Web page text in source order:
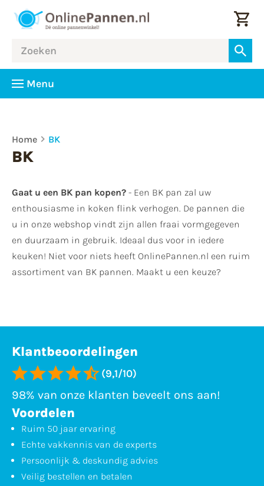
Menu
Home BK
BK
Gaat u een BK pan kopen? - Een BK pan zal uw
enthousiasme in koken flink verhogen. De pannen die
u in onze webshop vindt zijn allen fraai vormgegeven
en duurzaam in gebruik. Ideaal dus voor in iedere
keuken! Niet voor niets heeft OnlinePannen.nl een ruim
assortiment van BK pannen. Maakt u een keuze?
Klantbeoordelingen
(9,1/10)
98% van onze klanten beveelt ons aan!
Voordelen
Ruim 50 jaar ervaring
Echte vakkennis van de experts
Persoonlijk & deskundig advies
Veilig bestellen en betalen